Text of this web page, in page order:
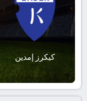
كيكرز إمدين